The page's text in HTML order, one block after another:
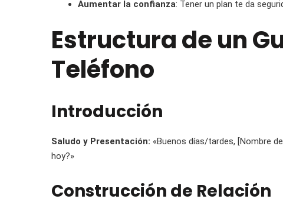
Aumentar la confianza: Tener un plan te da
Estructura de un
Teléfono
Introducción
Saludo y Presentación: «Buenos días/tardes, [Nombre
hoy?»
Construcción de Relación